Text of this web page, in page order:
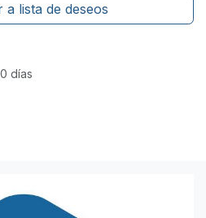
a lista de deseos
días